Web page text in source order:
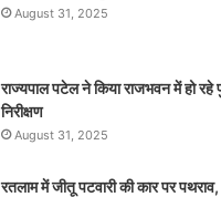
August 31, 2025
राज्यपाल पटेल ने किया राजभवन में हो रहे
निरीक्षण
August 31, 2025
रतलाम में जीतू पटवारी की कार पर